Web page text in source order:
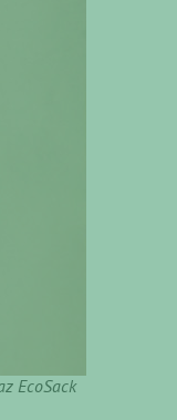
EcoSack